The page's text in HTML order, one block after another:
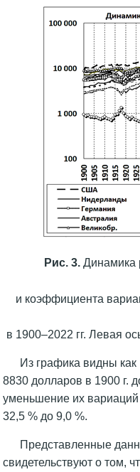
Рис. 3. Динамика
и коэффициента
в 1900–2022 гг. Левая
Из графика видны
8830 долларов в 1900 г.
уменьшение их
32,5 % до 9,0 %.
Представленные
свидетельствуют о том,